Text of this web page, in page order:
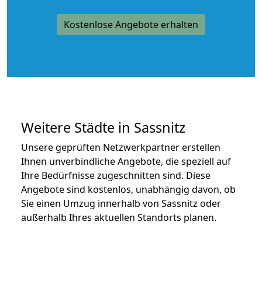
Kostenlose Angebote erhalten
Weitere Städte in Sassnitz
Unsere geprüften Netzwerkpartner erstellen
Ihnen unverbindliche Angebote, die speziell auf
Ihre Bedürfnisse zugeschnitten sind. Diese
Angebote sind kostenlos, unabhängig davon, ob
Sie einen Umzug innerhalb von Sassnitz oder
außerhalb Ihres aktuellen Standorts planen.